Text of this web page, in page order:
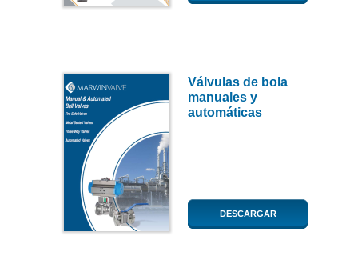
Válvulas de bola
manuales y
automáticas
DESCARGAR